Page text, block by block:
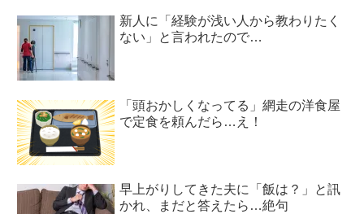
新人に「経験が浅い人から教わりたく
ない」と言われたので…
「頭おかしくなってる」網走の洋食屋
で定食を頼んだら…え！
早上がりしてきた夫に「飯は？」と訊
かれ、まだと答えたら…絶句